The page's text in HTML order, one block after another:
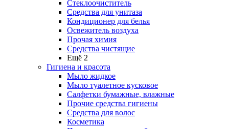
Стеклоочиститель
Средства для унитаза
Кондиционер для белья
Освежитель воздуха
Прочая химия
Средства чистящие
Ещё 2
Гигиена и красота
Мыло жидкое
Мыло туалетное кусковое
Салфетки бумажные, влажные
Прочие средства гигиены
Средства для волос
Косметика